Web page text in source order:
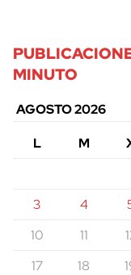
MINUTO
AGOSTO 2026
L
M
3
4
10
11
17
18